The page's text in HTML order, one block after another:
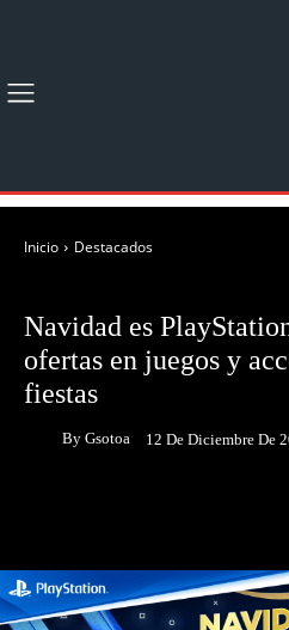
Inicio Destacados
Navidad es
ofertas en juegos y
fiestas
By Gsotoa 12 De Diciembre De